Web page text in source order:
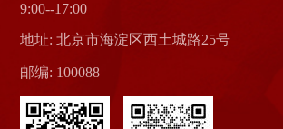
9:00--17:00
地址: 北京市海淀区西土城路25号
邮编: 100088